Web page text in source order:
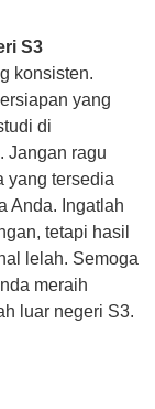
S3
konsisten.
yang
di
Jangan ragu
yang tersedia
Anda. Ingatlah
tetapi hasil
lelah. Semoga
meraih
luar negeri S3.